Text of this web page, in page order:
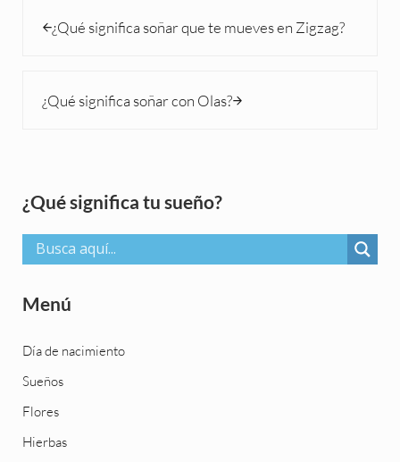
¿Qué significa soñar que te mueves en Zigzag?
¿Qué significa soñar con Olas?
Sidebar
¿Qué significa tu sueño?
Menú
Día de nacimiento
Sueños
Flores
Hierbas